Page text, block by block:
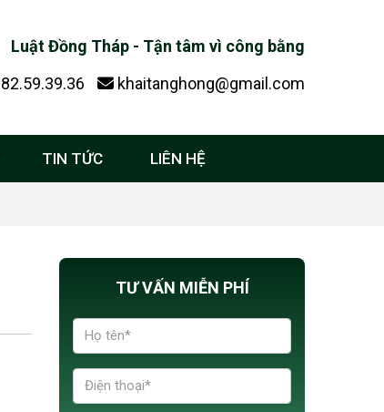
Luật Đồng Tháp - Tận tâm vì công bằng
khaitanghong@gmail.com
TIN TỨC LIÊN HỆ
TƯ VẤN MIỄN PHÍ